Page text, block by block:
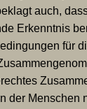
auch,
Erkenntnis
für
der Menschen